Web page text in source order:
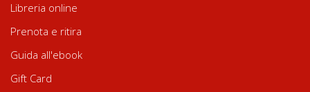
Libreria online
Prenota e ritira
Guida all'ebook
Gift Card